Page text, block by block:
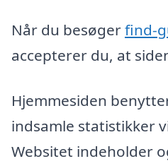
Når du besøgerfind-
accepterer du, at
Hjemmesiden
indsamle statistikker
Websitet indeholder